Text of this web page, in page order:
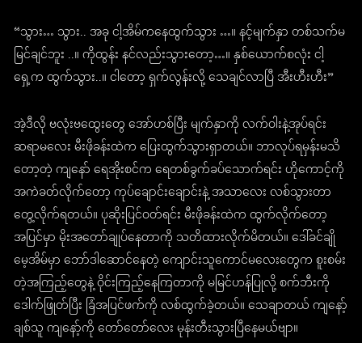
“သွား… သွား.. အခု ငါ့အိမ်ကနေထွက်သွား …။ နင့်မျက်နှာ တစ်သက်မ
မြင်ချင်ဘူး ..။ ကိုထွန်း နင်လည်းသွားတော့…။ နှစ်ယောက်စလုံး ငါ့
ရှေ့က ထွက်သွား..။ ငါတော့ ရှက်လွန်းလို့ သေချင်လာပြီ အီးဟီးဟီး”
အဲ့ဒီလို ဗလုံးဗထွေးတွေ အော်ဟစ်ပြီး မျက်နှာကို လက်ဝါးနဲ့အုပ်ရင်း
ဆရာမလေး မီးဖိုခန်းထဲက ပြေးထွက်သွားရှာတယ်။ ဘာလုပ်ရမှန်းမသိ
တော့တဲ့ ကျနော် ရေအိုးစင်က ရေတစ်ခွက်ခပ်သောက်ရင်း ဟိုကောင့်ကို
အကဲခတ်လိုက်တော့ ကုပ်ချောင်းချောင်းနဲ့ အသာလေး လစ်သွားတာ
တွေ့လိုက်ရတယ်။ ပုဆိုးပြင်ဝတ်ရင်း မီးဖိုခန်းထဲက ထွက်လိုက်တော့
အပြင်မှာ မိုးအတော်ချုပ်နေတာကို သတိထားလိုက်မိတယ်။ ဒေါ်ခင်ချို
မေ့အိမ်မှာ ဘော်ဒါဆောင်နေတဲ့ ကျောင်းသူကောင်မလေးတွေက စူးစမ်း
တဲ့အကြည့်တွေနဲ့ ဝိုင်းကြည့်နေကြတာကို မမြင်ဟန်ပြုလို့ စက်ဘီးကို
ဒေါက်ဖြုတ်ပြီး ခြံအပြင်ဖက်ကို လစ်ထွက်ခဲ့တယ်။ သေချာတယ် ကျနော့်
ချစ်သူ ကျနော့်ကို တော်တော်လေး မုန်းတီးသွားပြီနေမယ်ဗျာ။